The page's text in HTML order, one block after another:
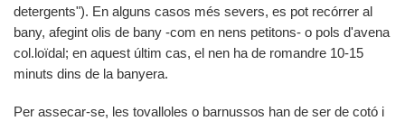
detergents"). En alguns casos més severs, es pot recórrer al
bany, afegint olis de bany -com en nens petitons- o pols d'avena
col.loïdal; en aquest últim cas, el nen ha de romandre 10-15
minuts dins de la banyera.
Per assecar-se, les tovalloles o barnussos han de ser de cotó i